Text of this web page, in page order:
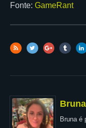
Fonte: GameRant
Bruna
Bruna é